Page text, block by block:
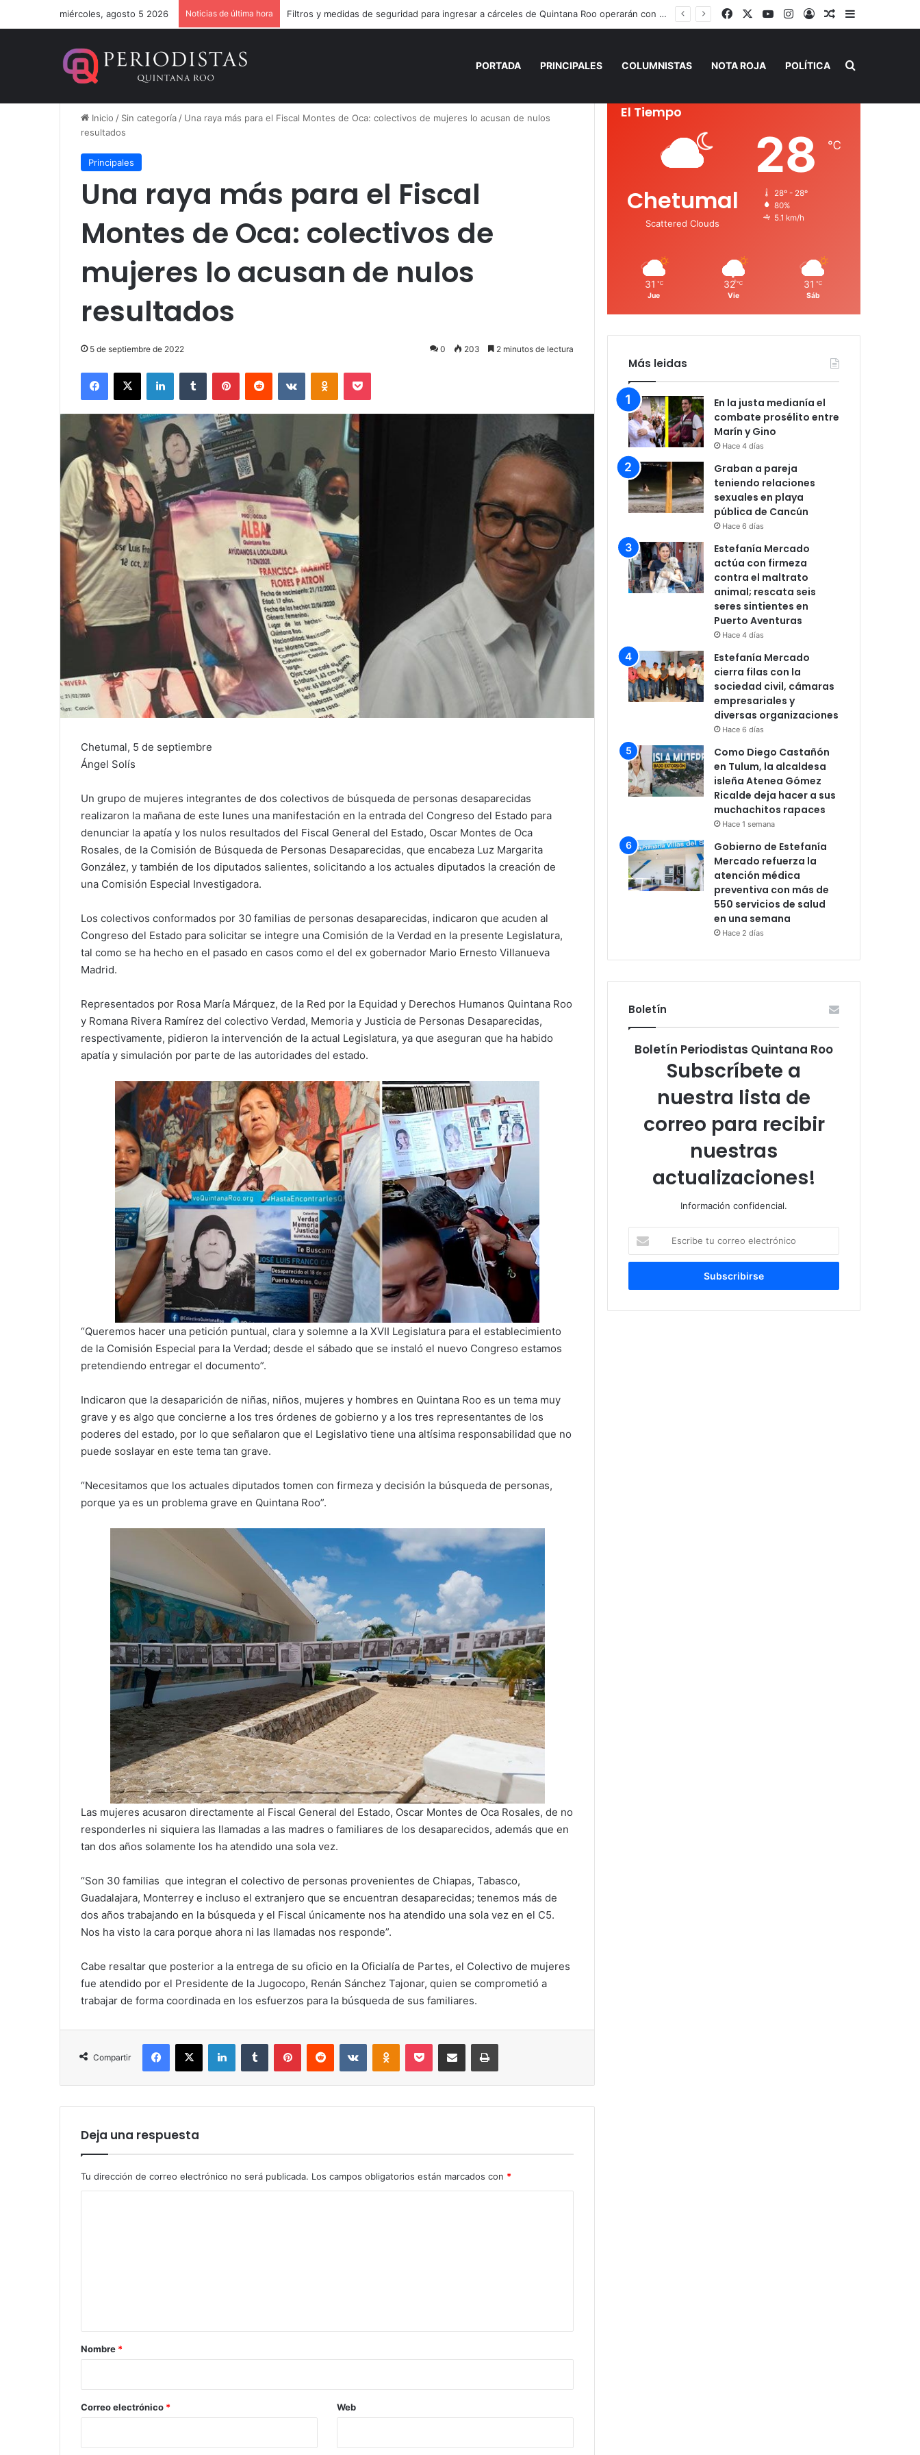
miércoles, agosto 5 2026 Noticias de última hora Claudia Sheinbaum, Mara Lezama y Estefanía Mercado fortalecen estrategia integral contra el sargazo FacebookYouTubeInstagram
AccesoPublicación al
Barra lateral
PORTADA PRINCIPALES COLUMNISTAS NOTA ROJA POLÍTICA Buscar por
Inicio / Sin categoría / Una raya más para el Fiscal Montes de Oca: colectivos de mujeres lo acusan de nulos
resultados
Principales
Una raya más para el Fiscal
Montes de Oca: colectivos de
mujeres lo acusan de nulos
resultados
5 de septiembre de 2022 0 203 2 minutos de lectura
Facebook
X LinkedInTumblr PinterestReddit VKontakteOdnoklassniki
Pocket
Chetumal, 5 de septiembre
Ángel Solís
Un grupo de mujeres integrantes de dos colectivos de búsqueda de personas desaparecidas
realizaron la mañana de este lunes una manifestación en la entrada del Congreso del Estado para
denunciar la apatía y los nulos resultados del Fiscal General del Estado, Oscar Montes de Oca
Rosales, de la Comisión de Búsqueda de Personas Desaparecidas, que encabeza Luz Margarita
González, y también de los diputados salientes, solicitando a los actuales diputados la creación de
una Comisión Especial Investigadora.
Los colectivos conformados por 30 familias de personas desaparecidas, indicaron que acuden al
Congreso del Estado para solicitar se integre una Comisión de la Verdad en la presente Legislatura,
tal como se ha hecho en el pasado en casos como el del ex gobernador Mario Ernesto Villanueva
Madrid.
Representados por Rosa María Márquez, de la Red por la Equidad y Derechos Humanos Quintana Roo
y Romana Rivera Ramírez del colectivo Verdad, Memoria y Justicia de Personas Desaparecidas,
respectivamente, pidieron la intervención de la actual Legislatura, ya que aseguran que ha habido
apatía y simulación por parte de las autoridades del estado.
“Queremos hacer una petición puntual, clara y solemne a la XVII Legislatura para el establecimiento
de la Comisión Especial para la Verdad; desde el sábado que se instaló el nuevo Congreso estamos
pretendiendo entregar el documento”.
Indicaron que la desaparición de niñas, niños, mujeres y hombres en Quintana Roo es un tema muy
grave y es algo que concierne a los tres órdenes de gobierno y a los tres representantes de los
poderes del estado, por lo que señalaron que el Legislativo tiene una altísima responsabilidad que no
puede soslayar en este tema tan grave.
“Necesitamos que los actuales diputados tomen con firmeza y decisión la búsqueda de personas,
porque ya es un problema grave en Quintana Roo”.
Las mujeres acusaron directamente al Fiscal General del Estado, Oscar Montes de Oca Rosales, de no
responderles ni siquiera las llamadas a las madres o familiares de los desaparecidos, además que en
tan dos años solamente los ha atendido una sola vez.
“Son 30 familias que integran el colectivo de personas provenientes de Chiapas, Tabasco,
Guadalajara, Monterrey e incluso el extranjero que se encuentran desaparecidas; tenemos más de
dos años trabajando en la búsqueda y el Fiscal únicamente nos ha atendido una sola vez en el C5.
Nos ha visto la cara porque ahora ni las llamadas nos responde”.
Cabe resaltar que posterior a la entrega de su oficio en la Oficialía de Partes, el Colectivo de mujeres
fue atendido por el Presidente de la Jugocopo, Renán Sánchez Tajonar, quien se comprometió a
trabajar de forma coordinada en los esfuerzos para la búsqueda de sus familiares.
Compartir
Facebook
X LinkedInTumblr PinterestReddit VKontakteOdnoklassniki
Pocket Compartir por correo electrónicoImprimir
Deja una respuesta
Tu dirección de correo electrónico no será publicada. Los campos obligatorios están marcados con *
r
*
Nombre *
Correo electrónico * Web
El Tiempo
Chetumal
Scattered Clouds
28 ℃
28º - 28º
80%
5.1 km/h
31 ℃
Jue
32 ℃
Vie
31 ℃
Sáb
Más leidas
En la justa medianía el
combate prosélito entre
Marín y Gino
Hace 4 días
Graban a pareja
teniendo relaciones
sexuales en playa
pública de Cancún
Hace 6 días
Estefanía Mercado
actúa con firmeza
contra el maltrato
animal; rescata seis
seres sintientes en
Puerto Aventuras
Hace 4 días
Estefanía Mercado
cierra filas con la
sociedad civil, cámaras
empresariales y
diversas organizaciones
Hace 6 días
Como Diego Castañón
en Tulum, la alcaldesa
isleña Atenea Gómez
Ricalde deja hacer a sus
muchachitos rapaces
Hace 1 semana
Gobierno de Estefanía
Mercado refuerza la
atención médica
preventiva con más de
550 servicios de salud
en una semana
Hace 2 días
Boletín
Boletín Periodistas Quintana Roo
Subscríbete a
nuestra lista de
correo para recibir
nuestras
actualizaciones!
Información confidencial.
tu
correo